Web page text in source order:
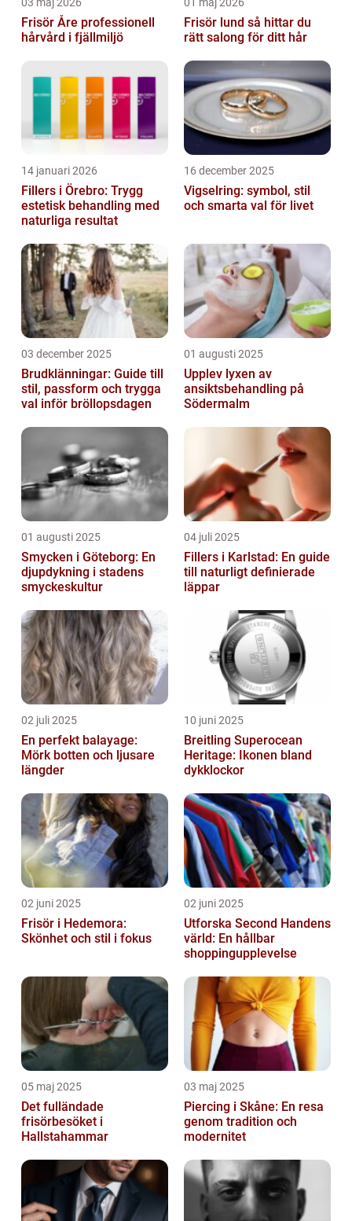
03 maj 2026
Frisör Åre professionell
hårvård i fjällmiljö
01 maj 2026
Frisör lund så hittar du
rätt salong för ditt hår
14 januari 2026
Fillers i Örebro: Trygg
estetisk behandling med
naturliga resultat
16 december 2025
Vigselring: symbol, stil
och smarta val för livet
03 december 2025
Brudklänningar: Guide till
stil, passform och trygga
val inför bröllopsdagen
01 augusti 2025
Upplev lyxen av
ansiktsbehandling på
Södermalm
01 augusti 2025
Smycken i Göteborg: En
djupdykning i stadens
smyckeskultur
04 juli 2025
Fillers i Karlstad: En guide
till naturligt definierade
läppar
02 juli 2025
En perfekt balayage:
Mörk botten och ljusare
längder
10 juni 2025
Breitling Superocean
Heritage: Ikonen bland
dykklockor
02 juni 2025
Frisör i Hedemora:
Skönhet och stil i fokus
02 juni 2025
Utforska Second Handens
värld: En hållbar
shoppingupplevelse
05 maj 2025
Det fulländade
frisörbesöket i
Hallstahammar
03 maj 2025
Piercing i Skåne: En resa
genom tradition och
modernitet